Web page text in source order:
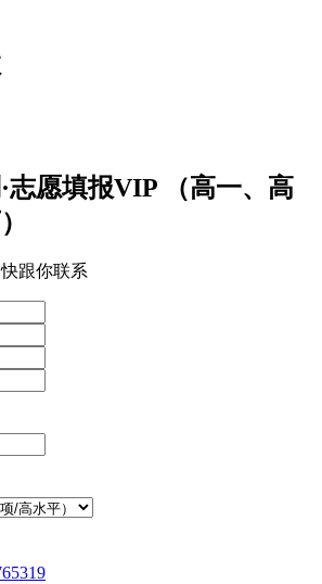
志愿填报VIP （高一、高
跟你联系